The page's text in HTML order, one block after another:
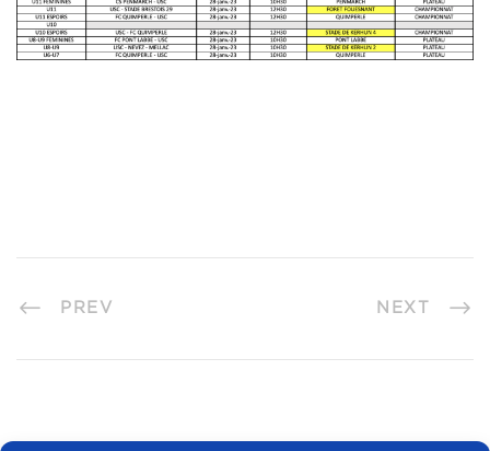
PREV NEXT